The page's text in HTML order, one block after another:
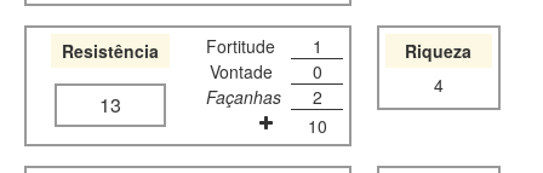
Resistência
13
Fortitude
1
Vontade
0
Façanhas
2
10
Riqueza
4